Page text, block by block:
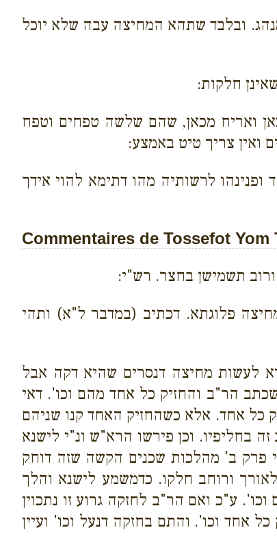
ובלבד שתהא המחיצה עבה שלא יוכל
חלקות:
ואריח מכאן, שהם שלשה טפחים וטפח
ואין צריך טיט באמצע:
לרשותיה מהו דתימא להוי אידך
Commentaires de Tossefot
תשמישן בחצר. רש"י:
פלוגתא. דכתיב (במדבר ל"א) ותהי
לעשות מחיצה דנסרים שהיא דקה אבל
הר"ב והחזיק כל אחד מהם וכו'. דאי
כל אחד. אלא כשהחזיק האחד קנו שניהם
בחליפיו. וכן פירשו הרא"ש ונ"י לישנא
פרק ב' מהלכות שכנים הקשה שזה דוחק
ורוחב חלקו. כדמשמע לישנא והלך
ע"כ ואם הר"ב לחזקה גרוע זו נתכוין
אחד וכו'. והתם בחזקה דנעל וכו' ועיין